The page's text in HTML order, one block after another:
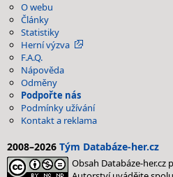
O webu
Články
Statistiky
Herní výzva
F.A.Q.
Nápověda
Odměny
Podpořte nás
Podmínky užívání
Kontakt a reklama
2008–2026 Tým Databáze-her.cz
Obsah Databáze-her.cz